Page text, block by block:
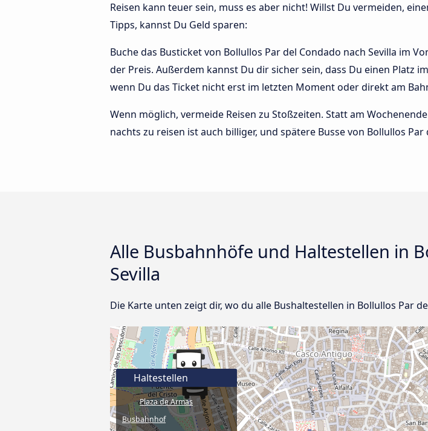
Reisen kann teuer sein, muss es aber nicht! Willst Du vermeiden,
Tipps, kannst Du Geld sparen:
Buche das Busticket von Bollullos Par del Condado nach Sevilla im
der Preis. Außerdem kannst Du dir sicher sein, dass Du einen Platz
wenn Du das Ticket nicht erst im letzten Moment oder direkt am
Wenn möglich, vermeide Reisen zu Stoßzeiten. Statt am
nachts zu reisen ist auch billiger, und spätere Busse von Bollullos
Alle Busbahnhöfe und Haltestellen in
Sevilla
Die Karte unten zeigt dir, wo du alle Bushaltestellen in Bollullos Par
Haltestellen
Plaza de Armas
Busbahnhof